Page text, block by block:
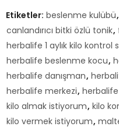
Etiketler: beslenme kulübü,
canlandırıcı bitki özlü tonik,
herbalife 1 aylık kilo kontrol
herbalife beslenme kocu,
herbalife danışman,
herbalife merkezi,
kilo almak istiyorum, kilo
kilo vermek istiyorum,